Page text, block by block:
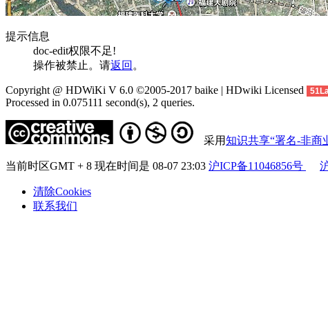
提示信息
doc-edit权限不足!
操作被禁止。请返回 。
Copyright @ HDWiKi V 6.0 ©2005-2017 baike | HDwiki Licensed
Processed in 0.075111 second(s), 2 queries.
采用知识共享“署名-非商
当前时区GMT + 8 现在时间是 08-07 23:03 沪ICP备11046856号
清除Cookies
联系我们